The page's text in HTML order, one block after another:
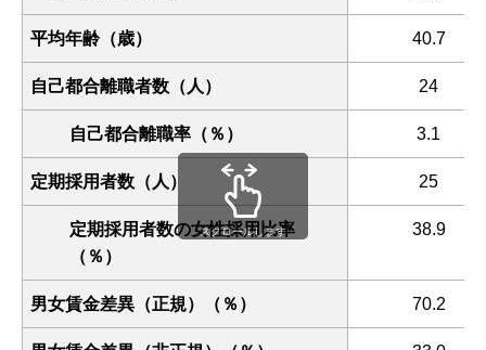
平均年齢（歳） 40.7
自己都合離職者数（人） 24
自己都合離職率（％） 3.1
定期採用者数（人） 25
定期採用者数の女性採用比率
（％）
38.9
男女賃金差異（正規）（％） 70.2
スクロールします